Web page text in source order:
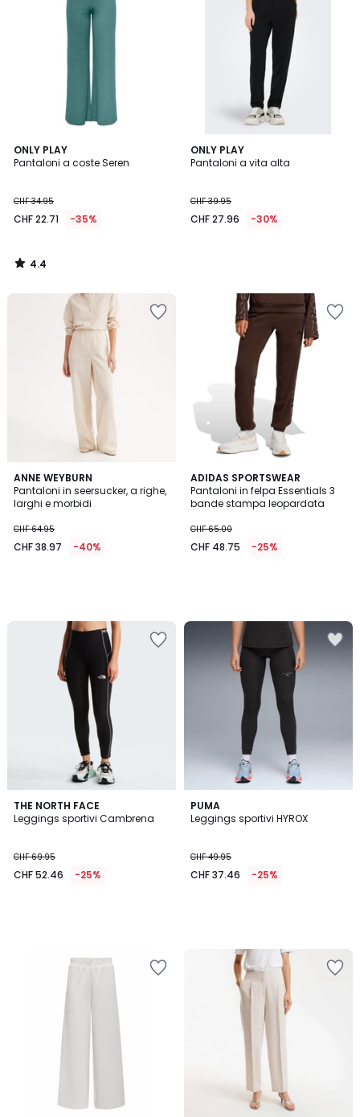
ONLY PLAY
Pantaloni a coste Seren
CHF 34.95
CHF 22.71 -35%
4.4
/ 5
4.4
/
ONLY PLAY
Pantaloni a vita alta
CHF 39.95
CHF 27.96 -30%
ANNE WEYBURN
Pantaloni in seersucker, a righe,
larghi e morbidi
CHF 64.95
CHF 38.97 -40%
ADIDAS SPORTSWEAR
Pantaloni in felpa Essentials 3
bande stampa leopardata
CHF 65.00
CHF 48.75 -25%
THE NORTH FACE
Leggings sportivi Cambrena
CHF 69.95
CHF 52.46 -25%
PUMA
Leggings sportivi HYROX
CHF 49.95
CHF 37.46 -25%